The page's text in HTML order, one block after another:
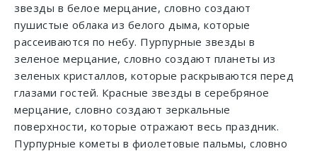
звезды в белое мерцание, словно создают
пушистые облака из белого дыма, которые
рассеиваются по небу. Пурпурные звезды в
зеленое мерцание, словно создают планеты из
зеленых кристаллов, которые раскрываются перед
глазами гостей. Красные звезды в серебряное
мерцание, словно создают зеркальные
поверхности, которые отражают весь праздник.
Пурпурные кометы в фиолетовые пальмы, словно